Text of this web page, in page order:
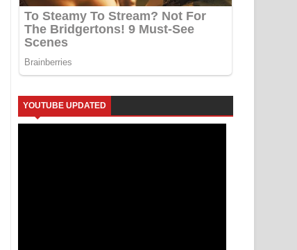
YOUTUBE UPDATED